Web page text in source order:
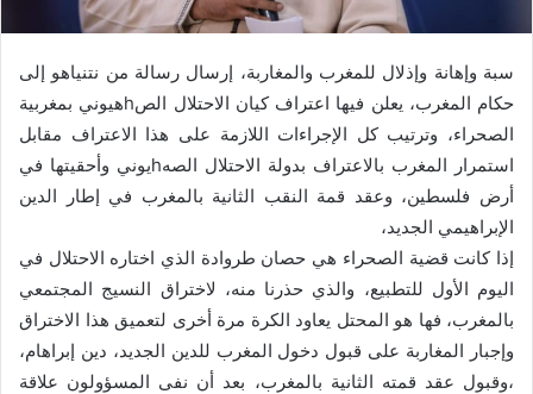
سبة وإهانة وإذلال للمغرب والمغاربة، إرسال رسالة من نتنياهو إلى
حكام المغرب، يعلن فيها اعتراف كيان الاحتلال الصhهيوني بمغربية
الصحراء، وترتيب كل الإجراءات اللازمة على هذا الاعتراف مقابل
استمرار المغرب بالاعتراف بدولة الاحتلال الصهhيوني وأحقيتها في
أرض فلسطين، وعقد قمة النقب الثانية بالمغرب في إطار الدين
الإبراهيمي الجديد،
إذا كانت قضية الصحراء هي حصان طروادة الذي اختاره الاحتلال في
اليوم الأول للتطبيع، والذي حذرنا منه، لاختراق النسيج المجتمعي
بالمغرب، فها هو المحتل يعاود الكرة مرة أخرى لتعميق هذا الاختراق
وإجبار المغاربة على قبول دخول المغرب للدين الجديد، دين إبراهام،
،وقبول عقد قمته الثانية بالمغرب، بعد أن نفى المسؤولون علاقة